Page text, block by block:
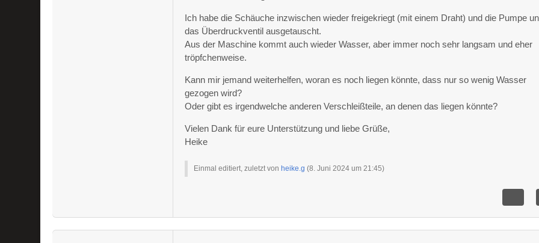
Ich habe die Schäuche inzwischen wieder freigekriegt (mit einem Draht) und die Pumpe
das Überdruckventil ausgetauscht.
Aus der Maschine kommt auch wieder Wasser, aber immer noch sehr langsam und eher
tröpfchenweise.
Kann mir jemand weiterhelfen, woran es noch liegen könnte, dass nur so wenig Wasser
gezogen wird?
Oder gibt es irgendwelche anderen Verschleißteile, an denen das liegen könnte?
Vielen Dank für eure Unterstützung und liebe Grüße,
Heike
Einmal editiert, zuletzt von heike.g (8. Juni 2024 um 21:45)